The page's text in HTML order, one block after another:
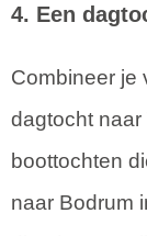
4. Een
Combineer je
dagtocht naar
boottochten
naar Bodrum